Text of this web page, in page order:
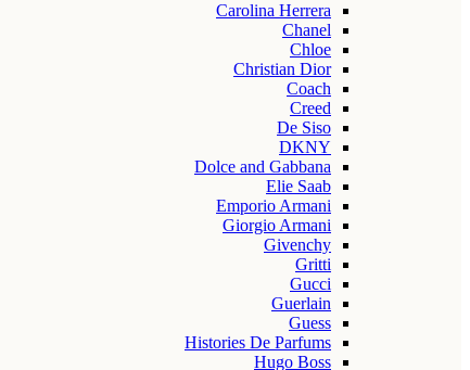
Carolina Herrera
Chanel
Chloe
Christian Dior
Coach
Creed
De Siso
DKNY
Dolce and Gabbana
Elie Saab
Emporio Armani
Giorgio Armani
Givenchy
Gritti
Gucci
Guerlain
Guess
Histories De Parfums
Hugo Boss